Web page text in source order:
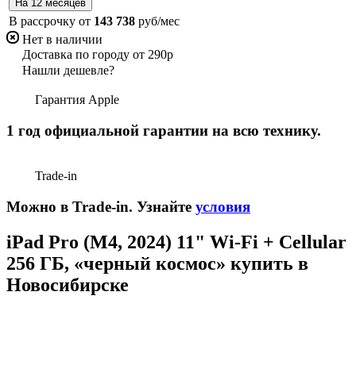
В рассрочку от 143 738 руб/мес
Нет в наличии
Доставка по городу от 290р
Нашли дешевле?
Гарантия Apple
1 год официальной гарантии на всю технику.
Trade-in
Можно в Trade-in. Узнайте условия
iPad Pro (M4, 2024) 11" Wi-Fi + Cellular
256 ГБ, «черный космос» купить в
Новосибирске